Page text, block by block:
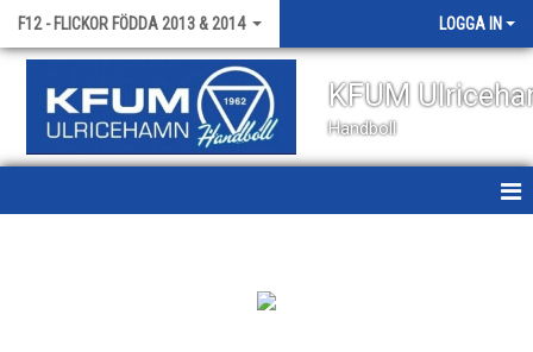
F12 - FLICKOR FÖDDA 2013 & 2014 LOGGA IN
KFUM
Handboll